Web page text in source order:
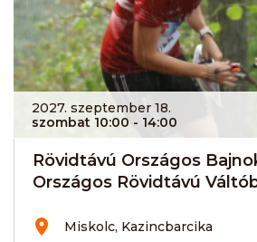
2027. szeptember 18.
szombat 10:00 - 14:00
Rövidtávú Országos
Országos Rövidtávú
Miskolc, Kazincbarcika